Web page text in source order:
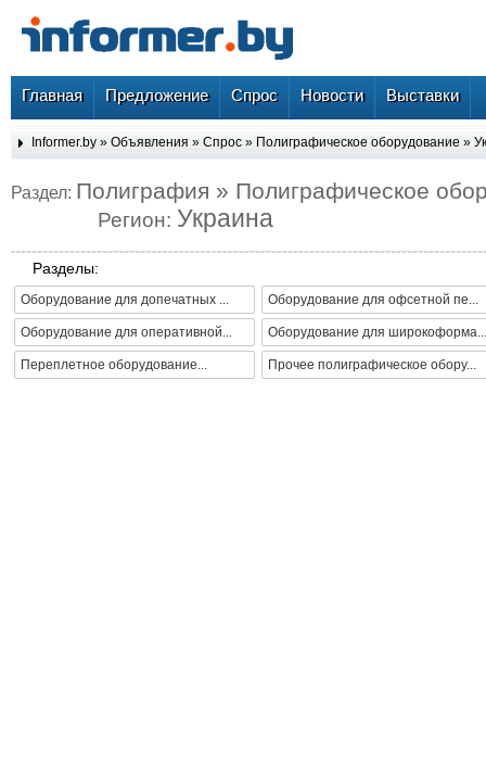
Главная Предложение Спрос Новости Выставки
Informer.by » Объявления » Спрос » Полиграфическое оборудование »
Раздел: Полиграфия » Полиграфическое
Регион: Украина
Разделы:
Оборудование для допечатных ... Оборудование для офсетной пе...
Оборудование для оперативной... Оборудование для широкоформа...
Переплетное оборудование... Прочее полиграфическое обору...